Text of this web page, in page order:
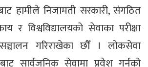
हामीले निजामती सरकारी, संगठित
र विश्वविद्यालयको सेवाका परीक्षा
गरिराखेका छौँ । लोकसेवा
सार्वजनिक सेवामा प्रवेश गर्नको